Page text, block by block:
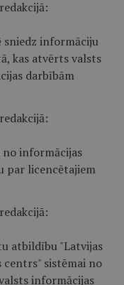
sniedz informāciju
kas atvērts valsts
darbībām
no informācijas
par licencētajiem
atbildību "Latvijas
centrs" sistēmai no
informācijas